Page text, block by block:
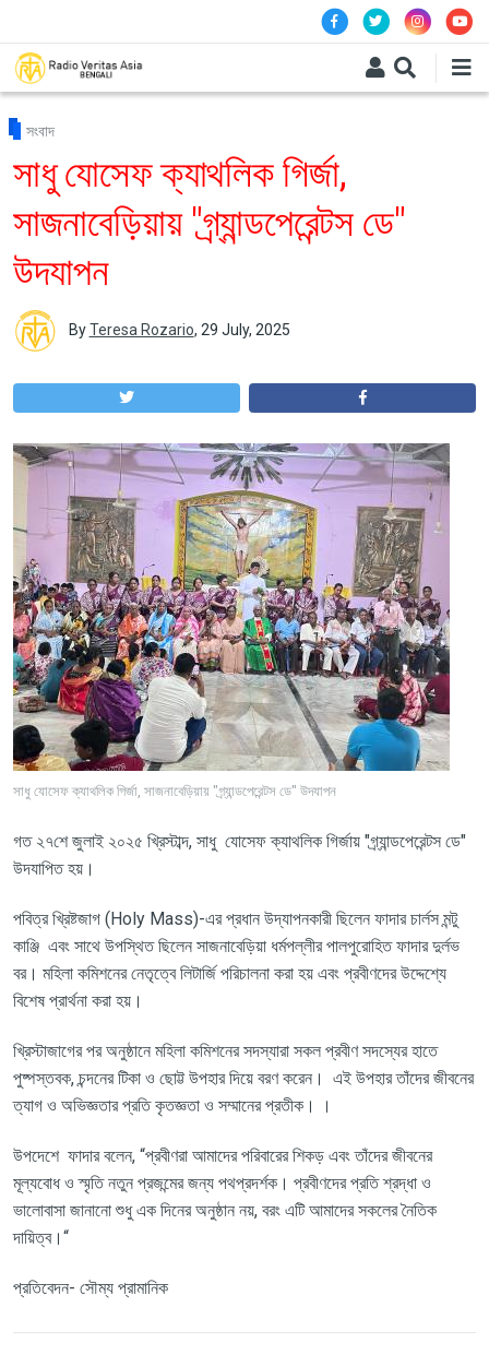
সংবাদ
সাধু যোসেফ ক্যাথলিক গির্জা,
সাজনাবেড়িয়ায় "গ্র্যান্ডপেরেন্টস ডে"
উদযাপন
ByTeresa Rozario, 29 July, 2025
সাধু যোসেফ ক্যাথলিক গির্জা, সাজনাবেড়িয়ায় "গ্র্যান্ডপেরেন্টস ডে" উদযাপন
গত ২৭শে জুলাই ২০২৫ খ্রিস্টাব্দ,সাধু যোসেফ ক্যাথলিক গির্জায় "গ্র্যান্ডপেরেন্টস ডে"
উদযাপিত হয়।
পবিত্র খ্রিষ্টজাগ (Holy Mass)-এর প্রধান উদ্‌যাপনকারী ছিলেন ফাদার চার্লস মন্টু
কাঞ্জি এবং সাথে উপস্থিত ছিলেন সাজনাবেড়িয়া ধর্মপল্লীর পালপুরোহিত ফাদার দুর্লভ
বর। মহিলা কমিশনের নেতৃত্বে লিটার্জি পরিচালনা করা হয় এবং প্রবীণদের উদ্দেশ্যে
বিশেষ প্রার্থনা করা হয়।
খ্রিস্টাজাগের পর অনুষ্ঠানে মহিলা কমিশনেরসদস্যারা সকল প্রবীণ সদস্যের হাতে
পুষ্পস্তবক, চন্দনের টিকা ও ছোট্ট উপহার দিয়ে বরণ করেন। এই উপহার তাঁদের জীবনের
ত্যাগ ও অভিজ্ঞতার প্রতি কৃতজ্ঞতা ও সম্মানের প্রতীক। ।
উপদেশে ফাদার বলেন, “প্রবীণরা আমাদের পরিবারের শিকড় এবং তাঁদের জীবনের
মূল্যবোধ ও স্মৃতি নতুন প্রজন্মের জন্য পথপ্রদর্শক। প্রবীণদের প্রতি শ্রদ্ধা ও
ভালোবাসা জানানো শুধু এক দিনের অনুষ্ঠান নয়, বরং এটি আমাদের সকলের নৈতিক
দায়িত্ব। “
প্রতিবেদন- সৌম্য প্রামানিক